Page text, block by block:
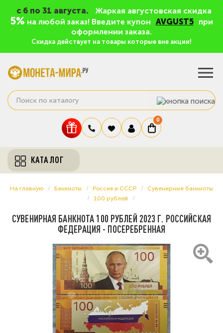
c 6 по 31 августа. Жаркая августовская скидка
5% на любой заказ! Введите купон AVGUST5
при
оформлении заказа.
Скидка действует на товары которые вне акции!
0
КАТАЛОГ
На главную Банкноты Россия и СССР
Сувенирные банкноты
100 рублей
СУВЕНИРНАЯ БАНКНОТА 100 РУБЛЕЙ 2023 Г. РОССИЙСКАЯ
ФЕДЕРАЦИЯ - ПОСЕРЕБРЕННАЯ